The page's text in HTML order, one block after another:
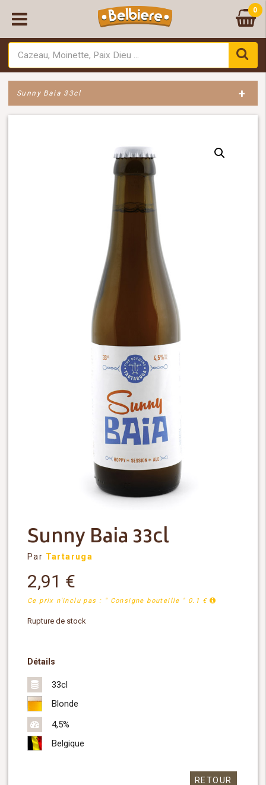
0
Sunny Baia 33cl +
Sunny Baia 33cl
Par Tartaruga
2,91 €
Ce prix n'inclu pas : " Consigne bouteille " 0.1 €
Rupture de stock
Détails
33cl
Blonde
4,5%
Belgique
RETOUR